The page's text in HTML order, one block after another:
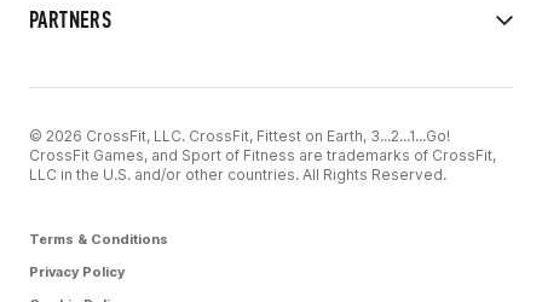
PARTNERS
© 2026 CrossFit, LLC. CrossFit, Fittest on Earth, 3...2...1...Go!
CrossFit Games, and Sport of Fitness are trademarks of CrossFit,
LLC in the U.S. and/or other countries. All Rights Reserved.
Terms & Conditions
Privacy Policy